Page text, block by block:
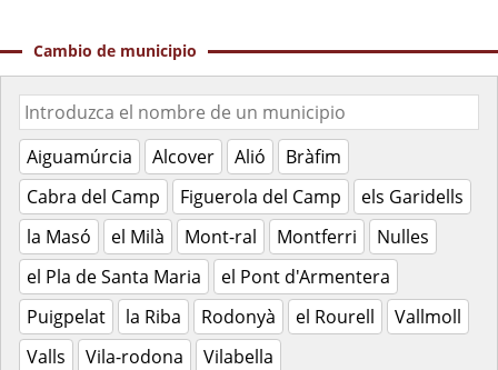
Cambio de municipio
Aiguamúrcia Alcover Alió
Bràfim
Cabra del Camp
Figuerola del Camp
els Garidells
la Masó
el Milà Mont-ral Montferri
Nulles
el Pla de Santa Maria
el Pont d'Armentera
Puigpelat
la Riba Rodonyà el Rourell
Vallmoll
Valls
Vila-rodona Vilabella